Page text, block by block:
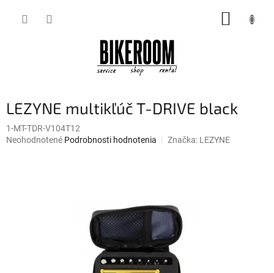
LEZYNE multikľúč T-DRIVE black
1-MT-TDR-V104T12
Priemerné
Neohodnotené Podrobnosti hodnotenia Značka: LEZYNE